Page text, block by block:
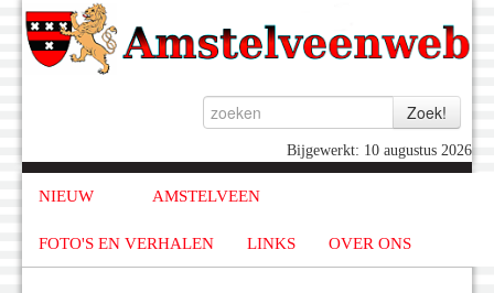
Bijgewerkt: 10 augustus 2026
NIEUW AMSTELVEEN
FOTO'S EN VERHALEN LINKS OVER ONS